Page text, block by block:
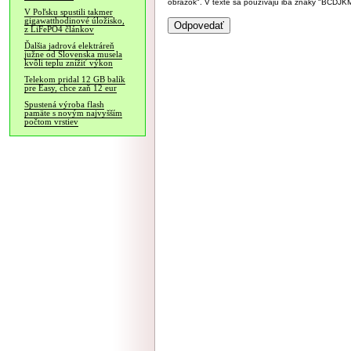
V Poľsku spustili takmer
gigawatthodinové úložisko,
z LiFePO4 článkov
Ďalšia jadrová elektráreň
južne od Slovenska musela
kvôli teplu znížiť výkon
Telekom pridal 12 GB balík
pre Easy, chce zaň 12 eur
Spustená výroba flash
pamäte s novým najvyšším
počtom vrstiev
obrázok". V texte sa používajú iba znaky